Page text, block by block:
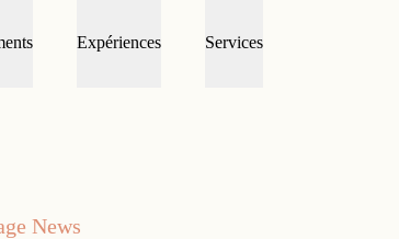
Expériences Services
News